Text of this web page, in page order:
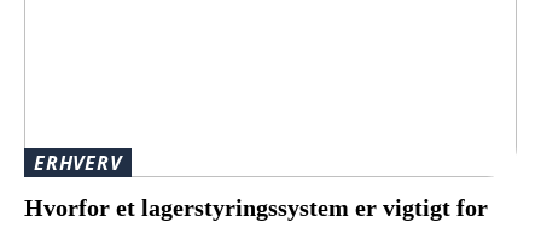
ERHVERV
Hvorfor et lagerstyringssystem er vigtigt for